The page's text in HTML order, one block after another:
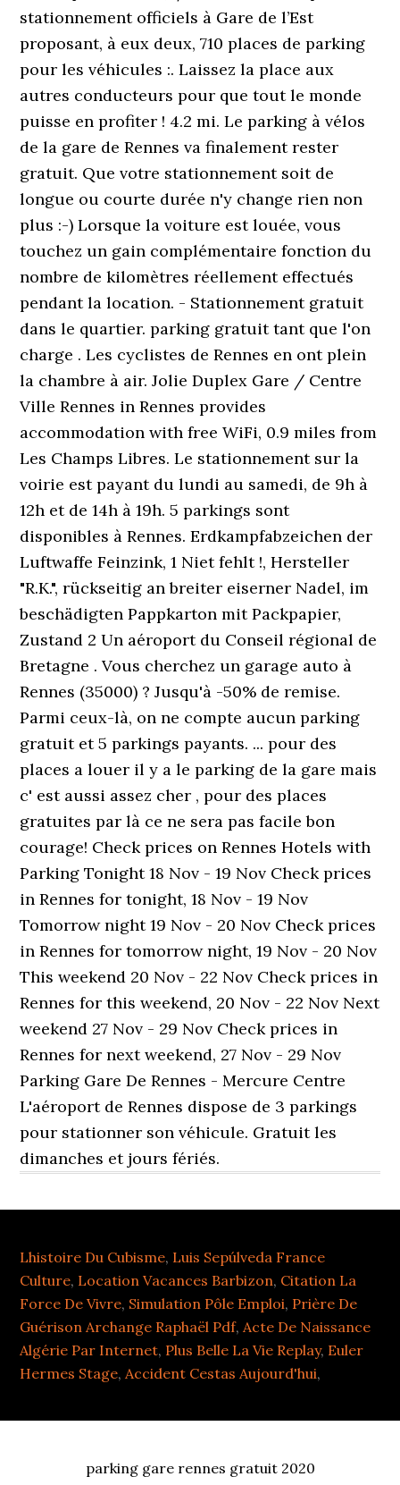
Lhistoire Du Cubisme, Luis Sepúlveda France
Culture, Location Vacances Barbizon, Citation La
Force De Vivre, Simulation Pôle Emploi, Prière De
Guérison Archange Raphaël Pdf,Acte De Naissance
Algérie Par Internet, Plus Belle La Vie Replay, Euler
Hermes Stage,Accident Cestas Aujourd'hui,
parking gare rennes gratuit 2020